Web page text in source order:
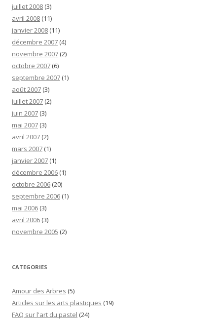
juillet 2008 (3)
avril 2008 (11)
janvier 2008 (11)
décembre 2007 (4)
novembre 2007 (2)
octobre 2007 (6)
septembre 2007 (1)
août 2007 (3)
juillet 2007 (2)
juin 2007 (3)
mai 2007 (3)
avril 2007 (2)
mars 2007 (1)
janvier 2007 (1)
décembre 2006 (1)
octobre 2006 (20)
septembre 2006 (1)
mai 2006 (3)
avril 2006 (3)
novembre 2005 (2)
CATEGORIES
Amour des Arbres (5)
Articles sur les arts plastiques (19)
FAQ sur l'art du pastel (24)